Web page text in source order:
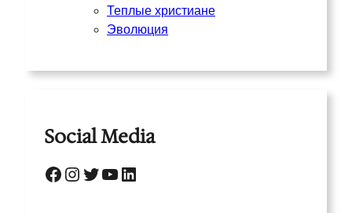
Теплые христиане
Эволюция
Social Media
Facebook Instagram Twitter YouTube LinkedIn